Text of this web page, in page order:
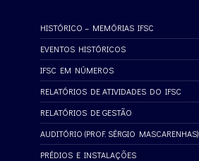
HISTÓRICO – MEMÓRIAS IFSC
EVENTOS HISTÓRICOS
IFSC EM NÚMEROS
RELATÓRIOS DE ATIVIDADES DO IFSC
RELATÓRIOS DE GESTÃO
AUDITÓRIO (PROF. SÉRGIO MASCARENHAS)
PRÉDIOS E INSTALAÇÕES